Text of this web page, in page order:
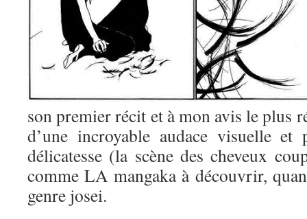
son premier récit et à mon avis le plus
d’une incroyable audace visuelle et
délicatesse (la scène des cheveux
comme LA mangaka à découvrir,
genre josei.